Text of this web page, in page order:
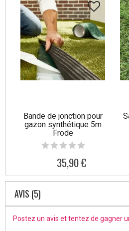
Bande de jonction pour
gazon synthétique 5m
Frode
35,90 €
AVIS (5)
Postez un avis et tentez de gagner